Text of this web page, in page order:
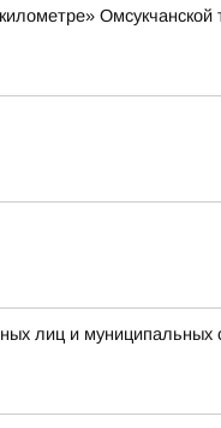
Омсукчанской
лиц и муниципальных